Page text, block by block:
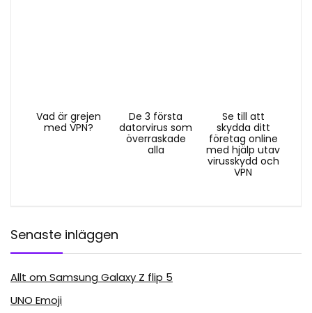
Vad är grejen
med VPN?
De 3 första
datorvirus som
överraskade
alla
Se till att
skydda ditt
företag online
med hjälp utav
virusskydd och
VPN
Senaste inläggen
Allt om Samsung Galaxy Z flip 5
UNO Emoji